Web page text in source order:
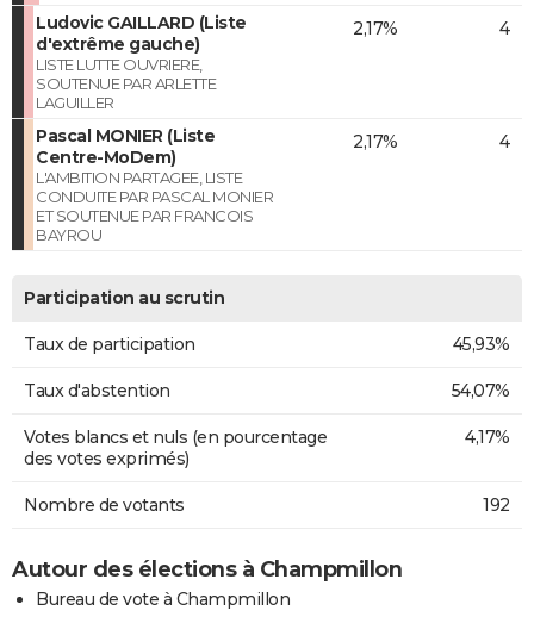
Ludovic GAILLARD (Liste
d'extrême gauche)
LISTE LUTTE OUVRIERE,
SOUTENUE PAR ARLETTE
LAGUILLER
2,17% 4
Pascal MONIER (Liste
Centre-MoDem)
L'AMBITION PARTAGEE, LISTE
CONDUITE PAR PASCAL MONIER
ET SOUTENUE PAR FRANCOIS
BAYROU
2,17% 4
Participation au scrutin
Taux de participation 45,93%
Taux d'abstention 54,07%
Votes blancs et nuls (en pourcentage
des votes exprimés)
4,17%
Nombre de votants 192
Autour des élections à Champmillon
Bureau de vote à Champmillon